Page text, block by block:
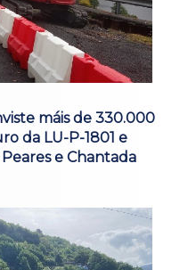
máis de 330.000
da LU-P-1801 e
e Chantada